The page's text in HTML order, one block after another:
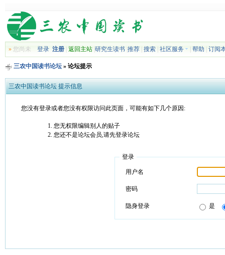
»您尚未 登录 注册| 返回主站| 研究生读书| 推荐| 搜索| 社区服务 帮助 订阅
三农中国读书论坛» 论坛提示
三农中国读书论坛 提示信息
您没有登录或者您没有权限访问此页面，可能有如下几个原因:
您无权限编辑别人的贴子
您还不是论坛会员,请先登录论坛
登录
用户名
密码
隐身登录 是